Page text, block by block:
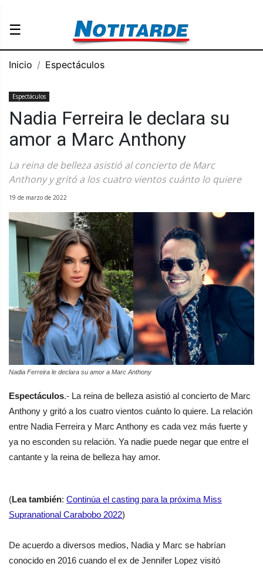
☰
Inicio Espectáculos
Espectáculos
Nadia Ferreira le declara su
amor a Marc Anthony
La reina de belleza asistió al concierto de Marc
Anthony y gritó a los cuatro vientos cuánto lo quiere
19 de marzo de 2022
Nadia Ferreira le declara su amor a Marc Anthony
Espectáculos.- La reina de belleza asistió al concierto de Marc
Anthony y gritó a los cuatro vientos cuánto lo quiere. La relación
entre Nadia Ferreira y Marc Anthony es cada vez más fuerte y
ya no esconden su relación. Ya nadie puede negar que entre el
cantante y la reina de belleza hay amor.
(Lea también: Continúa el casting para la próxima Miss
Supranational Carabobo 2022)
De acuerdo a diversos medios, Nadia y Marc se habrían
conocido en 2016 cuando el ex de Jennifer Lopez visitó